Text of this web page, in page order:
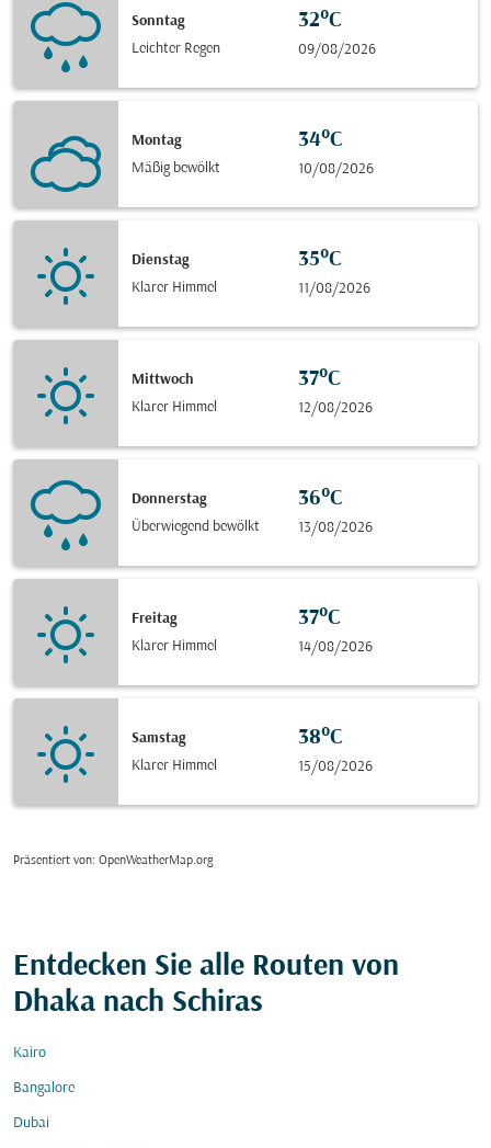
Sonntag
Leichter Regen
32°C
09/08/2026
Montag
Mäßig bewölkt
34°C
10/08/2026
Dienstag
Klarer Himmel
35°C
11/08/2026
Mittwoch
Klarer Himmel
37°C
12/08/2026
Donnerstag
Überwiegend bewölkt
36°C
13/08/2026
Freitag
Klarer Himmel
37°C
14/08/2026
Samstag
Klarer Himmel
38°C
15/08/2026
Präsentiert von: OpenWeatherMap.org
Entdecken Sie alle Routen von
Dhaka nach Schiras
Kairo
Bangalore
Dubai